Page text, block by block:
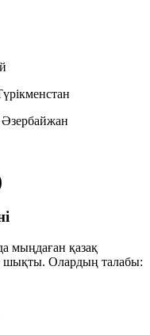
мыңдаған қазақ
шықты. Олардың талабы: